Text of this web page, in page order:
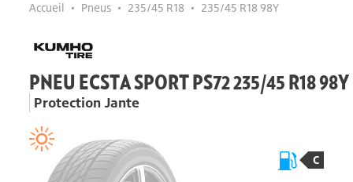
Accueil • Pneus • 235/45 R18 • 235/45 R18 98Y
PNEU ECSTA SPORT PS72 235/45 R18 98Y
Protection Jante
C